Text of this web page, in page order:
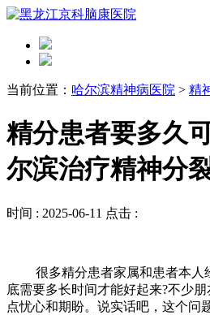
当前位置： 哈尔滨精神病医院 > 精
精分患者要多久
尔滨治疗精神分
时间 : 2025-06-11 点击 :
很多精分患者家属和患者本人
底需要多长时间才能好起来?不少
点忧心和期盼。说实话吧，这个问